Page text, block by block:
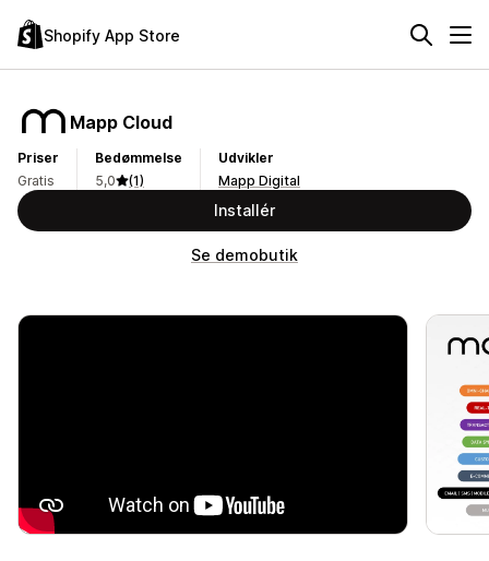
Shopify App Store
Mapp Cloud
Priser
Gratis
Bedømmelse
5,0
(1)
Udvikler
Mapp Digital
Installér
Se demobutik